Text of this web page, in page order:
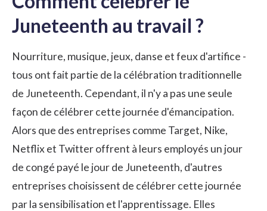
Juneteenth au travail ?
Nourriture, musique, jeux, danse et feux d'artifice -
tous ont fait partie de la célébration traditionnelle
de Juneteenth. Cependant, il n'y a pas une seule
façon de célébrer cette journée d'émancipation.
Alors que des entreprises comme Target, Nike,
Netflix et Twitter offrent à leurs employés un jour
de congé payé le jour de Juneteenth, d'autres
entreprises choisissent de célébrer cette journée
par la sensibilisation et l'apprentissage. Elles